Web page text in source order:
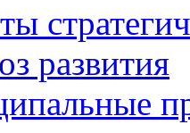
развития